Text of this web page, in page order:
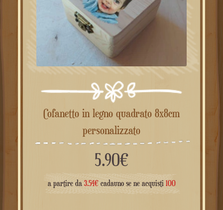
Cofanetto in legno quadrato 8x8cm
personalizzato
5.90€
a partire da 3.54€cadauno se ne acquisti 100